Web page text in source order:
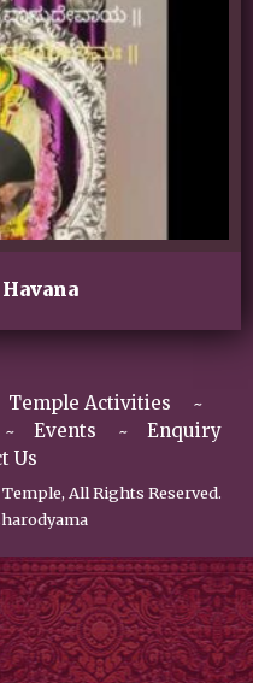
Temple Activities
Events
Enquiry
Us
All Rights Reserved.